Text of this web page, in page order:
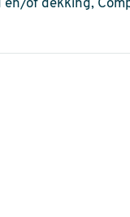
of dekking,